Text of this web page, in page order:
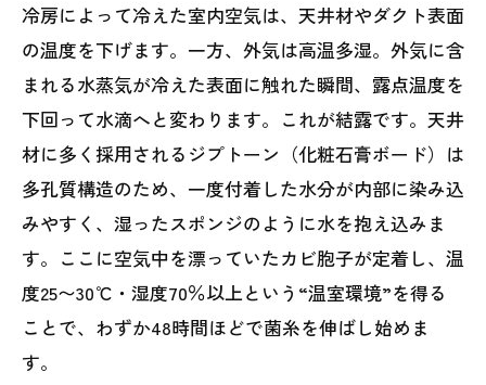
冷房によって冷えた室内空気は、天井材やダクト表面
の温度を下げます。一方、外気は高温多湿。外気に含
まれる水蒸気が冷えた表面に触れた瞬間、露点温度を
下回って水滴へと変わります。これが結露です。天井
材に多く採用されるジプトーン（化粧石膏ボード）は
多孔質構造のため、一度付着した水分が内部に染み込
みやすく、湿ったスポンジのように水を抱え込みま
す。ここに空気中を漂っていたカビ胞子が定着し、温
度25〜30℃・湿度70％以上という“温室環境”を得る
ことで、わずか48時間ほどで菌糸を伸ばし始めま
す。